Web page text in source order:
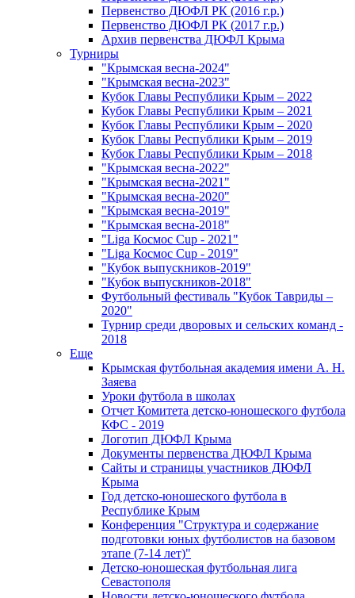
Первенство ДЮФЛ РК (2016 г.р.)
Первенство ДЮФЛ РК (2017 г.р.)
Архив первенства ДЮФЛ Крыма
Турниры
"Крымская весна-2024"
"Крымская весна-2023"
Кубок Главы Республики Крым – 2022
Кубок Главы Республики Крым – 2021
Кубок Главы Республики Крым – 2020
Кубок Главы Республики Крым – 2019
Кубок Главы Республики Крым – 2018
"Крымская весна-2022"
"Крымская весна-2021"
"Крымская весна-2020"
"Крымская весна-2019"
"Крымская весна-2018"
"Liga Космос Cup - 2021"
"Liga Космос Cup - 2019"
"Кубок выпускников-2019"
"Кубок выпускников-2018"
Футбольный фестиваль "Кубок Тавриды –
2020"
Турнир среди дворовых и сельских команд -
2018
Еще
Крымская футбольная академия имени А. Н.
Заяева
Уроки футбола в школах
Отчет Комитета детско-юношеского футбола
КФС - 2019
Логотип ДЮФЛ Крыма
Документы первенства ДЮФЛ Крыма
Сайты и страницы участников ДЮФЛ
Крыма
Год детско-юношеского футбола в
Республике Крым
Конференция "Структура и содержание
подготовки юных футболистов на базовом
этапе (7-14 лет)"
Детско-юношеская футбольная лига
Севастополя